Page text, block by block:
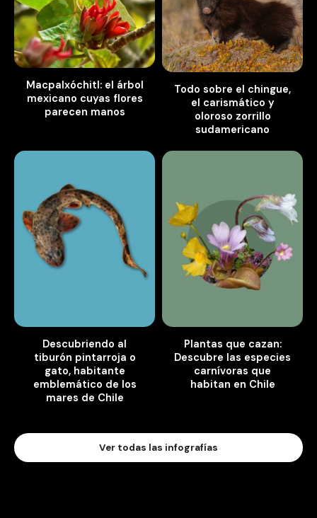
Macpalxóchitl: el árbol
mexicano cuyas flores
parecen manos
Todo sobre el chingue,
el carismático y
oloroso zorrillo
sudamericano
Descubriendo al
tiburón pintarroja o
gato, habitante
emblemático de los
mares de Chile
Plantas que cazan:
Descubre las especies
carnívoras que
habitan en Chile
Ver todas las infografías